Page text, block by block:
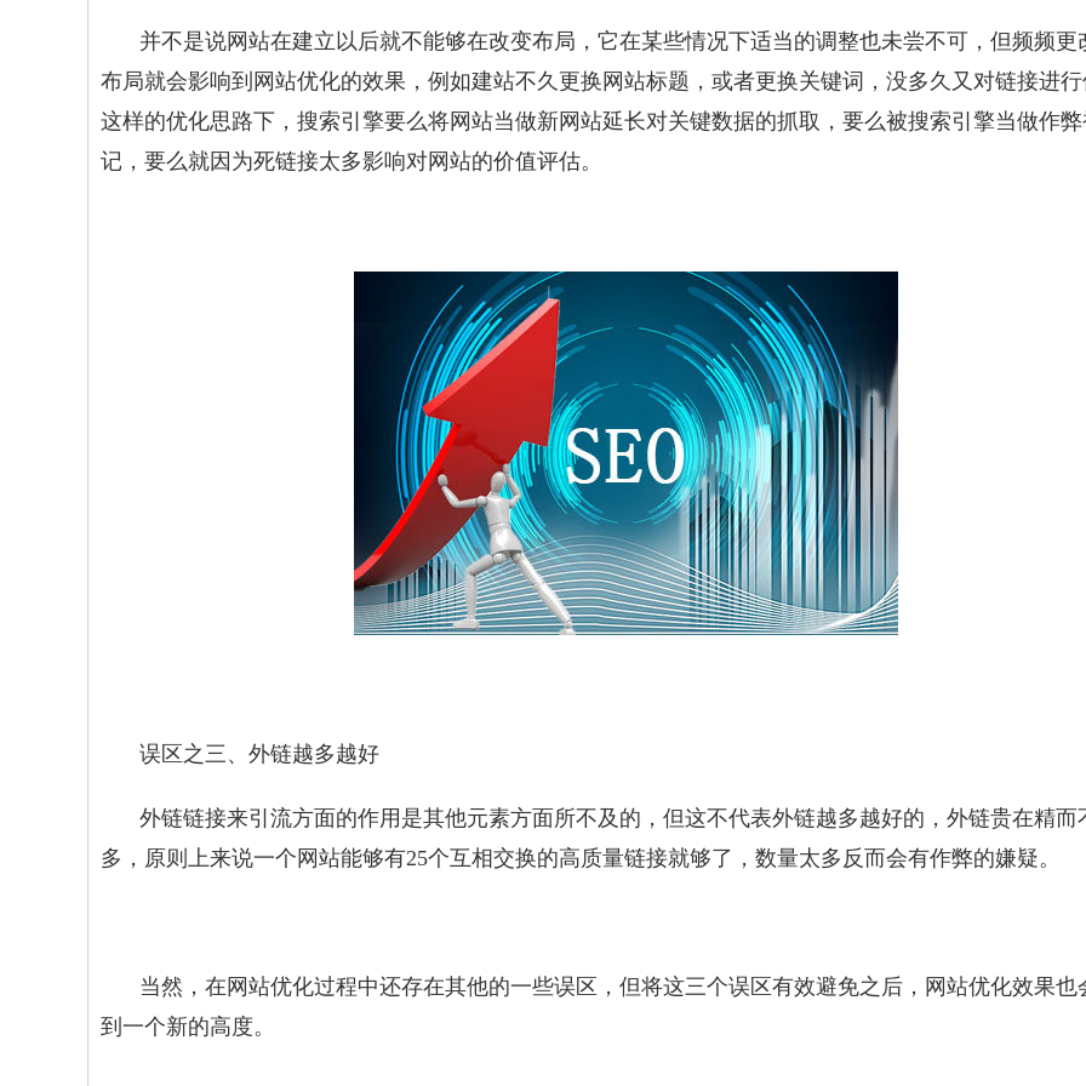
并不是说网站在建立以后就不能够在改变布局，它在某些情况下适当的调整也未尝不可，但频频更
布局就会影响到网站优化的效果，例如建站不久更换网站标题，或者更换关键词，没多久又对链接进行
这样的优化思路下，搜索引擎要么将网站当做新网站延长对关键数据的抓取，要么被搜索引擎当做作
记，要么就因为死链接太多影响对网站的价值评估。
误区之三、外链越多越好
外链链接来引流方面的作用是其他元素方面所不及的，但这不代表外链越多越好的，外链贵在精而
多，原则上来说一个网站能够有25个互相交换的高质量链接就够了，数量太多反而会有作弊的嫌疑。
当然，在 网站优化过程中还存在其他的一些误区，但将这三个误区有效避免之后，网站优化效果也
到一个新的高度。